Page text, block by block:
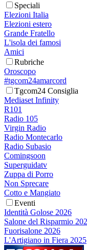
Speciali
Elezioni Italia
Elezioni estero
Grande Fratello
L'isola dei famosi
Amici
Rubriche
Oroscopo
#tgcom24amarcord
Tgcom24 Consiglia
Mediaset Infinity
R101
Radio 105
Virgin Radio
Radio Montecarlo
Radio Subasio
Comingsoon
Superguidatv
Zuppa di Porro
Non Sprecare
Cotto e Mangiato
Eventi
Identità Golose 2026
Salone del Risparmio
Fuorisalone 2026
L'Artigiano in Fiera 2025